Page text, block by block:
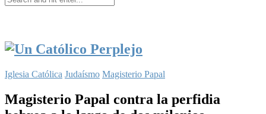
Iglesia Católica Judaísmo Magisterio Papal
Magisterio Papal contra la perfidia